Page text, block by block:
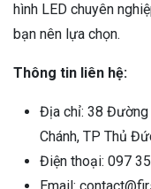
hình LED chuyên
bạn nên lựa chọn.
Thông tin liên hệ:
Địa chỉ: 38 Đường
Chánh, TP Thủ
Điện thoại: 097